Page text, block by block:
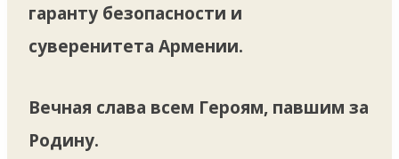
гаранту безопасности и
суверенитета Армении.
Вечная слава всем Героям, павшим за
Родину.